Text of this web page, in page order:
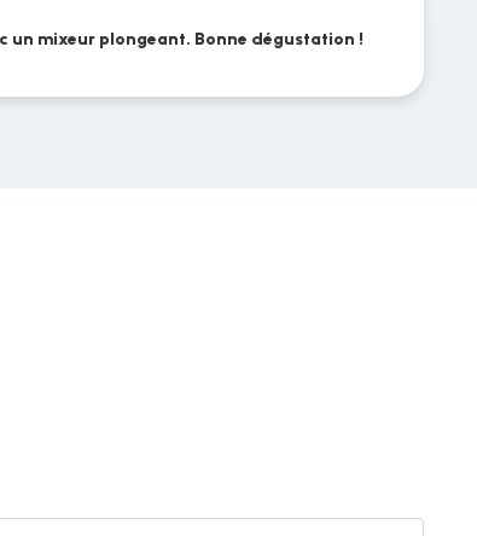
un mixeur plongeant. Bonne dégustation !